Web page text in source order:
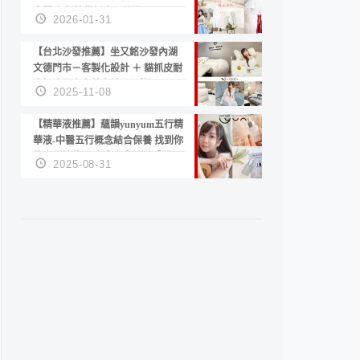
套服務 新娘備婚省心首選！
2026-01-31
【台北沙發推薦】坐又銘沙發內湖
文德門市－客製化設計 ＋ 貓抓皮耐
磨好清潔｜直營直銷、價格透明
高CP值打造夢想居家風格
2025-11-08
【精華液推薦】蘊韻yunyum五行精
華液-中醫五行概念結合保養 找到你
的專屬精華！ 水㊀土㊀就選「潤・
賦精華」維持肌膚剛剛好的平衡
2025-08-31